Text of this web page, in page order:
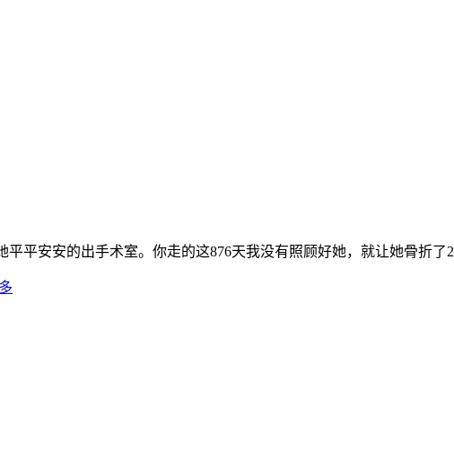
平安安的出手术室。你走的这876天我没有照顾好她，就让她骨折了